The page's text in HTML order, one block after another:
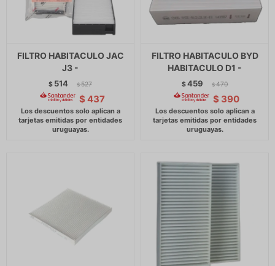
FILTRO HABITACULO JAC
J3 -
$ 514 $ 527
$ 437
FILTRO HABITACULO BYD
HABITACULO D1 -
$459 $ 470
$ 390